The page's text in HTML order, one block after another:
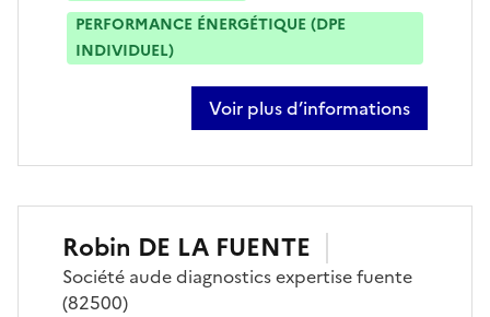
PERFORMANCE ÉNERGÉTIQUE (DPE
INDIVIDUEL)
Voir plus d’informations
sur michel loncan
Robin DE LA FUENTE
Société aude diagnostics expertise fuente
(82500)